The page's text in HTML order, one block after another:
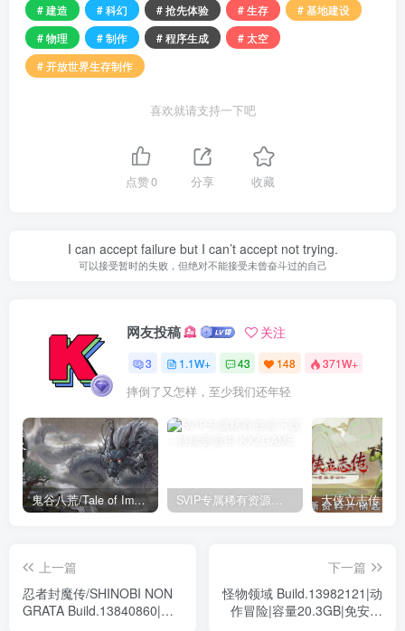
# 建造
# 科幻 # 抢先体验 # 生存
# 基地建设
# 物理
# 制作 # 程序生成
# 太空
# 开放世界生存制作
喜欢就请支持一下吧
点赞0 分享 收藏
I can accept failure but I can’t accept not trying.
可以接受暂时的失败，但绝对不能接受未曾奋斗过的自己
网友投稿 关注
3 1.1W+ 43 148 371W+
摔倒了又怎样，至少我们还年轻
鬼谷八荒/Tale of Immortal v1.2.105.259|角色扮演|容量27.4GB|免安装绿色中文版 SVIP专属稀有资源下载 – 持续更新中
上一篇
忍者封魔传/SHINOBI NON
GRATA Build.13840860|动
下一篇
怪物领域 Build.13982121|动
作冒险|容量20.3GB|免安装